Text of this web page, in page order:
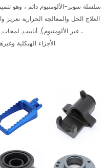
العلاج الحل والمعالجة الحرارية
، غير الألومنيوم), أنابيب,
الأجزاء الهيكلية وغيرها من عالية القوة المضادة للتآكل أجزاء الهيكلية.